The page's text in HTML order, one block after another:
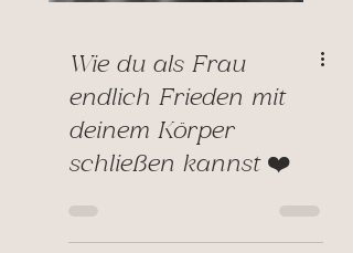
Wie du als Frau
endlich Frieden mit
deinem Körper